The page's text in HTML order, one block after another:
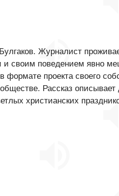
Журналист
своим поведением явно
формате проекта своего
Рассказ
христианских